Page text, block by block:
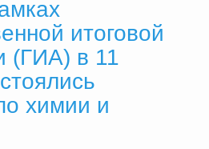
итоговой
(ГИА) в 11
химии и